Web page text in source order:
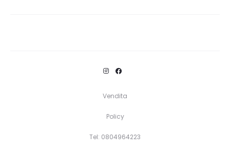
Vendita
Policy
Tel: 0804964223